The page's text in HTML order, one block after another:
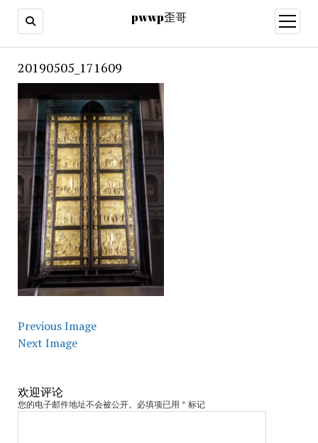
pwwp歪哥
open
menu
20190505_171609
Previous Image
Next Image
欢迎评论
您的电子邮件地址不会被公开。必填项已用 * 标记